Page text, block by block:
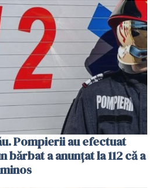
Pompierii au efectuat
bărbat a anunțat la 112 că a